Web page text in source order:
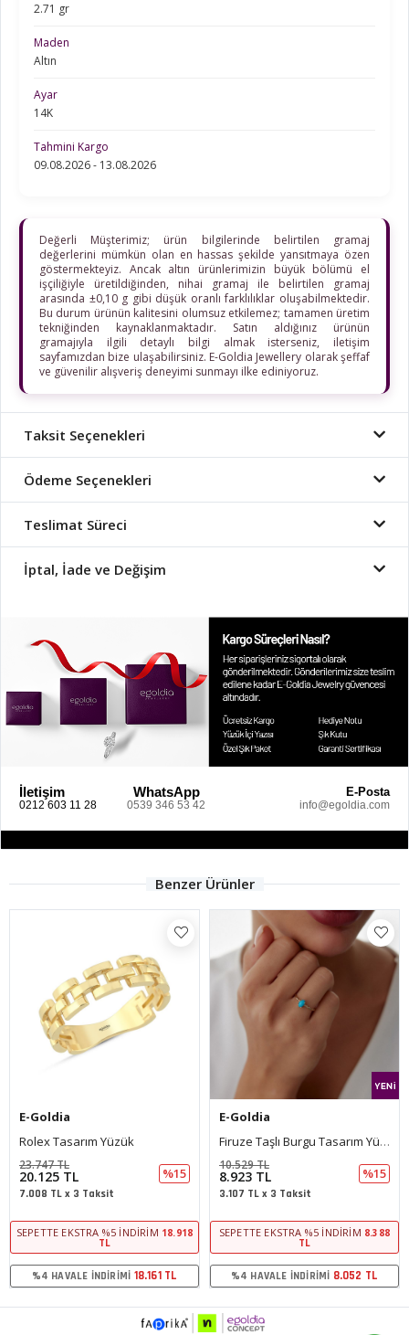
2.71 gr
Maden
Altın
Ayar
14K
Tahmini Kargo
09.08.2026 - 13.08.2026
Değerli Müşterimiz; ürün bilgilerinde belirtilen gramaj
değerlerini mümkün olan en hassas şekilde yansıtmaya özen
göstermekteyiz. Ancak altın ürünlerimizin büyük bölümü el
işçiliğiyle üretildiğinden, nihai gramaj ile belirtilen gramaj
arasında ±0,10 g gibi düşük oranlı farklılıklar oluşabilmektedir.
Bu durum ürünün kalitesini olumsuz etkilemez; tamamen üretim
tekniğinden kaynaklanmaktadır. Satın aldığınız ürünün
gramajıyla ilgili detaylı bilgi almak isterseniz, iletişim
sayfamızdan bize ulaşabilirsiniz. E-Goldia Jewellery olarak şeffaf
ve güvenilir alışveriş deneyimi sunmayı ilke ediniyoruz.
Taksit Seçenekleri
Ödeme Seçenekleri
Teslimat Süreci
İptal, İade ve Değişim
İletişim
0212 603 11 28
WhatsApp
0539 346 53 42
E-Posta
info@egoldia.com
Benzer Ürünler
E-Goldia
8.923 TL
10.529 TL
%15
3.107 TL x 3 Taksit
SEPETTE EKSTRA %5 İNDIRIM8.388
TL
%4 HAVALE İNDIRIMI8.052 TL
E-Goldia
Daire Taşlı Tasarım Yüzük
16.427 TL
19.384 TL
%15
5.720 TL x 3 Taksit
SEPETTE EKSTRA %5 İNDIRIM15.442
TL
%4 HAVALE İNDIRIMI14.824 TL